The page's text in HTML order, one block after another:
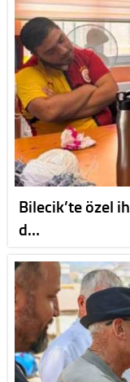
Bilecik’te özel
d…